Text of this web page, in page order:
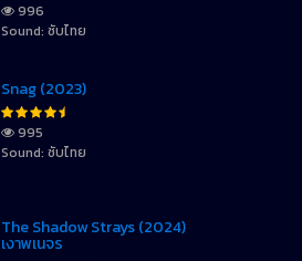
996
Sound: ซับไทย
Snag (2023)
995
Sound: ซับไทย
The Shadow Strays (2024)
เงาพเนจร